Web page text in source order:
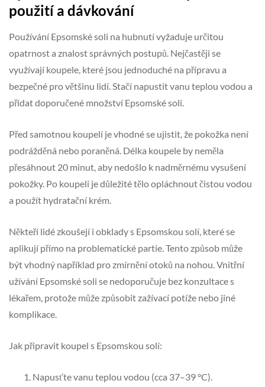
použití a dávkování
Používání Epsomské soli na hubnutí vyžaduje určitou
opatrnost a znalost správných postupů. Nejčastěji se
využívají koupele, které jsou jednoduché na přípravu a
bezpečné pro většinu lidí. Stačí napustit vanu teplou vodou a
přidat doporučené množství Epsomské soli.
Před samotnou koupelí je vhodné se ujistit, že pokožka není
podrážděná nebo poraněná. Délka koupele by neměla
přesáhnout 20 minut, aby nedošlo k nadměrnému vysušení
pokožky. Po koupeli je důležité tělo opláchnout čistou vodou
a použít hydratační krém.
Někteří lidé zkoušejí i obklady s Epsomskou solí, které se
aplikují přímo na problematické partie. Tento způsob může
být vhodný například pro zmírnění otoků na nohou. Vnitřní
užívání Epsomské soli se nedoporučuje bez konzultace s
lékařem, protože může způsobit zažívací potíže nebo jiné
komplikace.
Jak připravit koupel s Epsomskou solí:
Napusťte vanu teplou vodou (cca 37–39 °C).